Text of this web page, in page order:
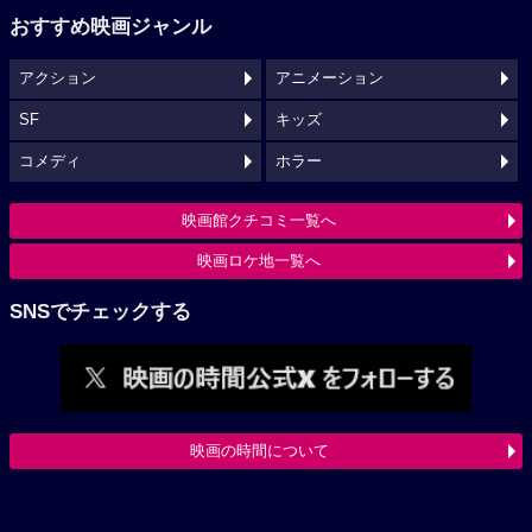
おすすめ映画ジャンル
アクション アニメーション
SF キッズ
コメディ ホラー
映画館クチコミ一覧へ
映画ロケ地一覧へ
SNSでチェックする
映画の時間について